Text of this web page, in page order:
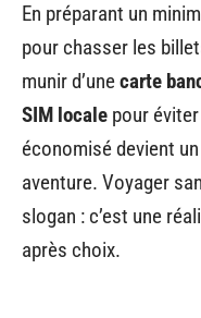
En préparant un
pour chasser les
munir d’unecarte
SIM locale pour
économisé devient
aventure. Voyager
slogan : c’est une
après choix.